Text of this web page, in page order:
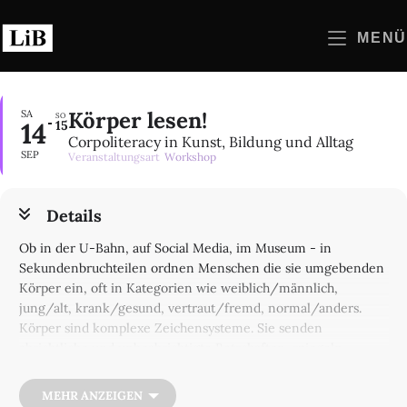
Inhalt
springen
MENÜ
SA
14
SEP
SO
15Körper lesen!
Corpoliteracy in Kunst, Bildung und Alltag
Veranstaltungsart Workshop
Details
Ob in der U-Bahn, auf Social Media, im Museum - in
Sekundenbruchteilen ordnen Menschen die sie umgebenden
Körper ein, oft in Kategorien wie weiblich/männlich,
jung/alt, krank/gesund, vertraut/fremd, normal/anders.
Körper sind komplexe Zeichensysteme. Sie senden
unbewusst – interpretiert werden. Corpoliteracy, oder
MEHR ANZEIGEN